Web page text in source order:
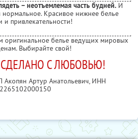
– неотъемлемая часть будней. И
Красивое нижнее белье
и привлекательности!
оригинальное белье ведущих мировых
Выбирайте свой!
СДЕЛАНО С ЛЮБОВЬЮ!
Акопян Артур Анатольевич, ИНН